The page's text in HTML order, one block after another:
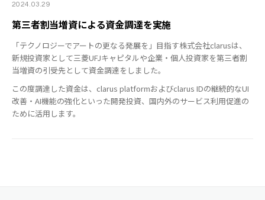
2024.03.29
第三者割当増資による資金調達を実施
「テクノロジーでアートの更なる発展を」目指す株式会社clarusは、
新規投資家として三菱UFJキャピタルや企業・個人投資家を第三者割
当増資の引受先として資金調達をしました。
この度調達した資金は、clarus platformおよびclarus IDの継続的なUI
改善・AI機能の強化といった開発投資、国内外のサービス利用促進の
ために活用します。